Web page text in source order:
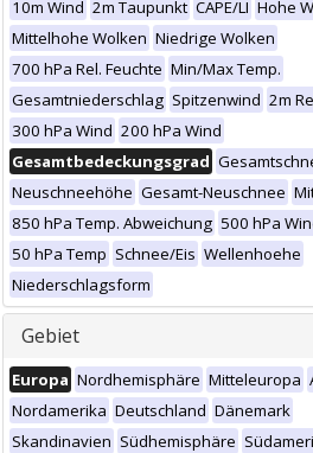
10m Wind 2m Taupunkt CAPE/LI Hohe
Mittelhohe Wolken Niedrige Wolken
700 hPa Rel. Feuchte Min/Max Temp.
Gesamtniederschlag Spitzenwind 2m
300 hPa Wind 200 hPa Wind
Gesamtbedeckungsgrad
Neuschneehöhe Gesamt-Neuschnee
850 hPa Temp. Abweichung 500 hPa
50 hPa Temp Schnee/Eis Wellenhoehe
Niederschlagsform
Gebiet
Europa Nordhemisphäre Mitteleuropa
Nordamerika Deutschland Dänemark
Skandinavien Südhemisphäre